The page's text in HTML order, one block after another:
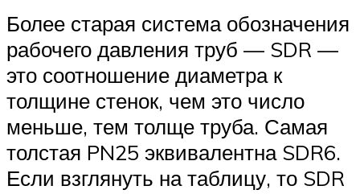
Более старая система обозначения
рабочего давления труб — SDR —
это соотношение диаметра к
толщине стенок, чем это число
меньше, тем толще труба. Самая
толстая PN25 эквивалентна SDR6.
Если взглянуть на таблицу, то SDR